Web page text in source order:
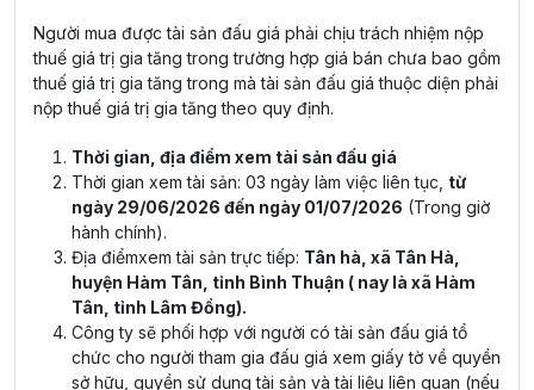
Người mua được tài sản đấu giá phải chịu trách nhiệm nộp
thuế giá trị gia tăng trong trường hợp giá bán chưa bao gồm
thuế giá trị gia tăng trong mà tài sản đấu giá thuộc diện phải
nộp thuế giá trị gia tăng theo quy định.
Thời gian, địa điểm xem tài sản đấu giá
Thời gian xem tài sản: 03 ngày làm việc liên tục, từ
ngày 29/06/2026 đến ngày 01/07/2026 (Trong giờ
hành chính).
Địa điểmxem tài sản trực tiếp: Tân hà, xã Tân Hà,
huyện Hàm Tân, tỉnh Bình Thuận ( nay là xã Hàm
Tân, tỉnh Lâm Đồng).
Công ty sẽ phối hợp với người có tài sản đấu giá tổ
chức cho người tham gia đấu giá xem giấy tờ về quyền
sở hữu, quyền sử dụng tài sản và tài liệu liên quan (nếu